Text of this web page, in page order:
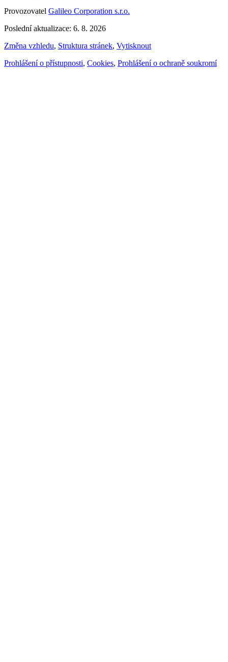
Provozovatel Galileo Corporation s.r.o.
Poslední aktualizace: 6. 8. 2026
Změna vzhledu, Struktura stránek, Vytisknout
Prohlášení o přístupnosti, Cookies, Prohlášení o ochraně soukromí